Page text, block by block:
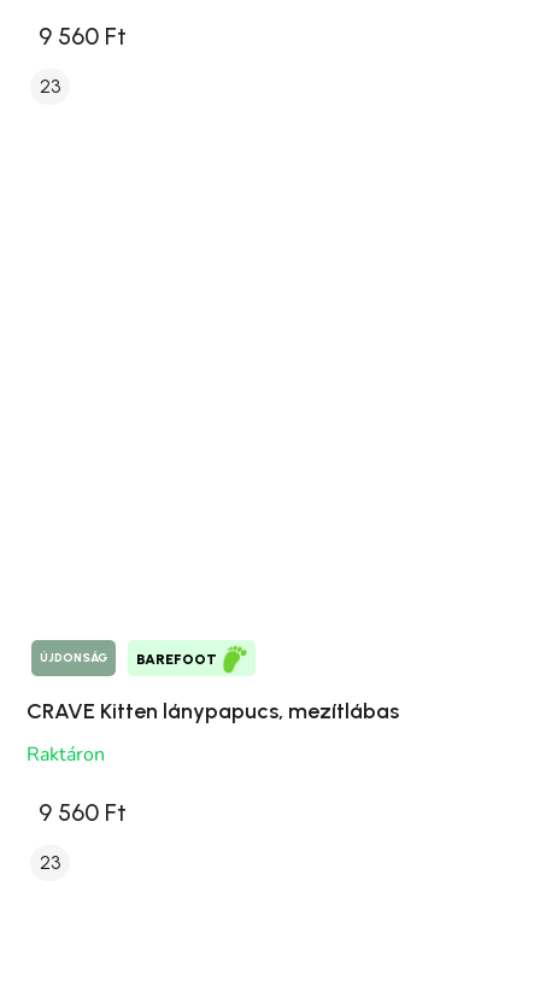
9 560 Ft
23
ÚJDONSÁG BAREFOOT
CRAVE Kitten lánypapucs, mezítlábas
Raktáron
9 560 Ft
23